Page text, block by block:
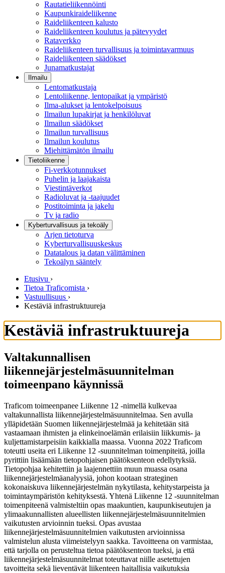
Rautatieliikennöinti
Kaupunkiraideliikenne
Raideliikenteen kalusto
Raideliikenteen koulutus ja pätevyydet
Rataverkko
Raideliikenteen turvallisuus ja toimintavarmuus
Raideliikenteen säädökset
Junamatkustajat
Ilmailu
Lentomatkustaja
Lentoliikenne, lentopaikat ja ympäristö
Ilma-alukset ja lentokelpoisuus
Ilmailun lupakirjat ja henkilöluvat
Ilmailun säädökset
Ilmailun turvallisuus
Ilmailun koulutus
Miehittämätön ilmailu
Tietoliikenne
Fi-verkkotunnukset
Puhelin ja laajakaista
Viestintäverkot
Radioluvat ja -taajuudet
Postitoiminta ja jakelu
Tv ja radio
Kyberturvallisuus ja tekoäly
Arjen tietoturva
Kyberturvallisuuskeskus
Datatalous ja datan välittäminen
Tekoälyn sääntely
Etusivu ›
Tietoa Traficomista ›
Vastuullisuus ›
Kestäviä infrastruktuureja
Kestäviä infrastruktuureja
Valtakunnallisen
liikennejärjestelmäsuunnitelman
toimeenpano käynnissä
Traficom toimeenpanee Liikenne 12 -nimellä kulkevaa
valtakunnallista liikennejärjestelmäsuunnitelmaa. Sen avulla
ylläpidetään Suomen liikennejärjestelmää ja kehitetään sitä
vastaamaan ihmisten ja elinkeinoelämän erilaisiin liikkumis- ja
kuljettamistarpeisiin kaikkialla maassa. Vuonna 2022 Traficom
toteutti useita eri Liikenne 12 -suunnitelman toimenpiteitä, joilla
pyrittiin lisäämään tietopohjaisen päätöksenteon edellytyksiä.
Tietopohjaa kehitettiin ja laajennettiin muun muassa osana
liikennejärjestelmäanalyysiä, johon kootaan strateginen
kokonaiskuva liikennejärjestelmän nykytilasta, kehitystarpeista ja
toimintaympäristön kehityksestä. Yhtenä Liikenne 12 -suunnitelman
toimenpiteenä valmisteltiin opas maakuntien, kaupunkiseutujen ja
ylimaakunnallisten alueellisten liikennejärjestelmäsuunnitelmien
vaikutusten arvioinnin tueksi. Opas avustaa
liikennejärjestelmäsuunnitelmien vaikutusten arvioinnissa
valmistelun alusta viimeistelyyn saakka. Tavoitteena on varmistaa,
että tarjolla on perusteltua tietoa päätöksenteon tueksi, ja että
liikennejärjestelmäsuunnitelmat toteuttavat niille asetettujen
tavoitteita sekä lieventävät liikenteen haitallisia vaikutuksia